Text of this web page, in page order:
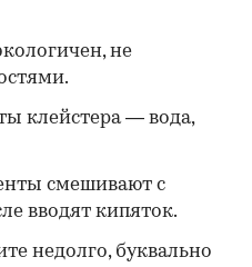
не
клейстера — вода,
смешивают с
вводят кипяток.
недолго, буквально